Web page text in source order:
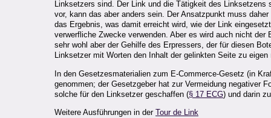
Linksetzers sind. Der Link und die Tätigkeit des
vor, kann das aber anders sein. Der Ansatzpunkt muss
das Ergebnis, was damit erreicht wird, wie der Link
verwerfliche Zwecke verwenden. Aber es wird auch nicht
sehr wohl aber der Gehilfe des Erpressers, der für diesen
Linksetzer mit Worten den Inhalt der gelinkten Seite zu eigen
In den Gesetzesmaterialien zum E-Commerce-Gesetz (in
genommen; der Gesetzgeber hat zur Vermeidung negativer
solche für den Linksetzer geschaffen (§ 17 ECG) und darin
Weitere Ausführungen in der Tour de Link